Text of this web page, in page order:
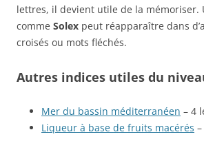
lettres, il devient utile de la mémoriser.
comme Solex peut réapparaître dans
croisés ou mots fléchés.
Autres indices utiles du
Mer du bassin méditerranéen – 4
Liqueur à base de fruits macérés